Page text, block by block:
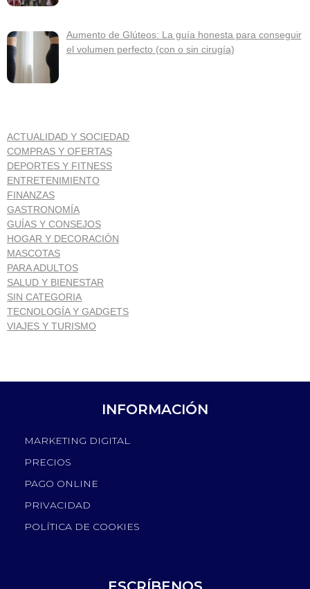
Aumento de Glúteos: La guía honesta para conseguir
el volumen perfecto (con o sin cirugía)
ACTUALIDAD Y SOCIEDAD
COMPRAS Y OFERTAS
DEPORTES Y FITNESS
ENTRETENIMIENTO
FINANZAS
GASTRONOMÍA
GUÍAS Y CONSEJOS
HOGAR Y DECORACIÓN
MASCOTAS
PARA ADULTOS
SALUD Y BIENESTAR
SIN CATEGORIA
TECNOLOGÍA Y GADGETS
VIAJES Y TURISMO
INFORMACIÓN
MARKETING DIGITAL
PRECIOS
PAGO ONLINE
PRIVACIDAD
POLÍTICA DE COOKIES